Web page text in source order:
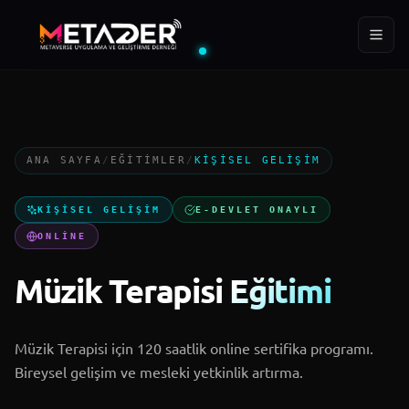
Ana Sayfa
Kurumsal
Projeler
MTD Akademi
ANA SAYFA / EĞITIMLER /KIŞISEL GELIŞIM
KIŞISEL GELIŞIM E-DEVLET ONAYLI
ONLINE
Müzik Terapisi Eğitimi
Müzik Terapisi için 120 saatlik online sertifika programı.
Bireysel gelişim ve mesleki yetkinlik artırma.